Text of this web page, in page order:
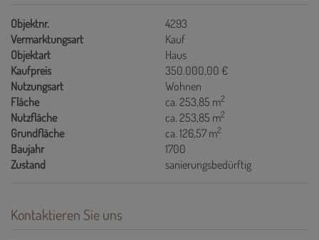
Objektnr.
4293
Vermarktungsart
Kauf
Objektart
Haus
Kaufpreis
350.000,00 €
Nutzungsart
Wohnen
Fläche
ca. 253,85 m2
Nutzfläche ca. 253,85 m2
Grundfläche ca. 126,57 m2
Baujahr
1700
Zustand
sanierungsbedürftig
Kontaktieren Sie uns